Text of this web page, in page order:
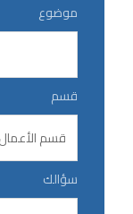
موضوع
قسم
سؤالك